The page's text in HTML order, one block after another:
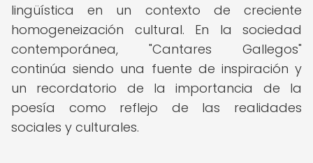
lingüística en un contexto de creciente
homogeneización cultural. En la sociedad
contemporánea, "Cantares Gallegos"
continúa siendo una fuente de inspiración y
un recordatorio de la importancia de la
poesía como reflejo de las realidades
sociales y culturales.